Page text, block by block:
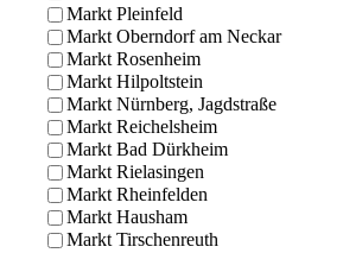
Markt Pleinfeld
Markt Oberndorf am Neckar
Markt Rosenheim
Markt Hilpoltstein
Markt Nürnberg, Jagdstraße
Markt Reichelsheim
Markt Bad Dürkheim
Markt Rielasingen
Markt Rheinfelden
Markt Hausham
Markt Tirschenreuth